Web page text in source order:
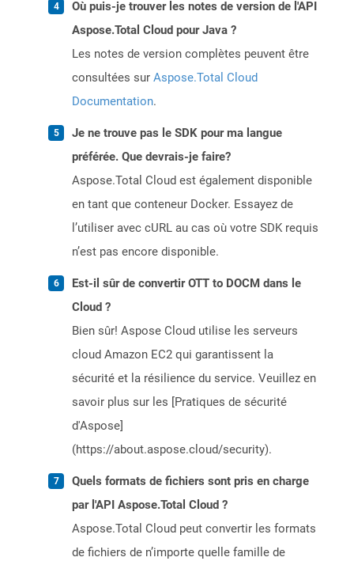
Où puis-je trouver les notes de version de l'API
Aspose.Total Cloud pour Java ?
Les notes de version complètes peuvent être
consultées sur Aspose.Total Cloud
Documentation.
Je ne trouve pas le SDK pour ma langue
préférée. Que devrais-je faire?
Aspose.Total Cloud est également disponible
en tant que conteneur Docker. Essayez de
l’utiliser avec cURL au cas où votre SDK requis
n’est pas encore disponible.
Est-il sûr de convertir OTT to DOCM dans le
Cloud ?
Bien sûr! Aspose Cloud utilise les serveurs
cloud Amazon EC2 qui garantissent la
sécurité et la résilience du service. Veuillez en
savoir plus sur les [Pratiques de sécurité
d'Aspose]
(https://about.aspose.cloud/security).
Quels formats de fichiers sont pris en charge
par l'API Aspose.Total Cloud ?
Aspose.Total Cloud peut convertir les formats
de fichiers de n’importe quelle famille de